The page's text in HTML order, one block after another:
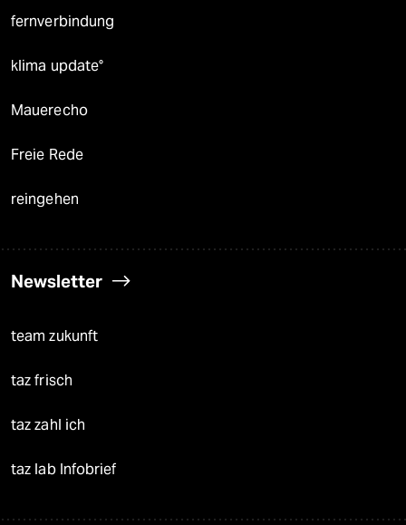
fernverbindung
klima update°
Mauerecho
Freie Rede
reingehen
Newsletter
team zukunft
taz frisch
taz zahl ich
taz lab Infobrief